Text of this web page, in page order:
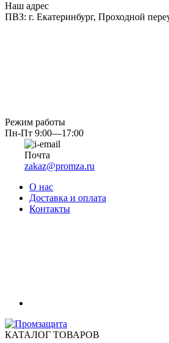
Наш адрес
ПВЗ: г. Екатеринбург, Проходной
Режим работы
Пн-Пт 9:00—17:00
Почта
zakaz@promza.ru
О нас
Доставка и оплата
Контакты
КАТАЛОГ ТОВАРОВ